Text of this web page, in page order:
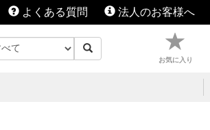
よくある質問 法人のお客様へ
お気に入り